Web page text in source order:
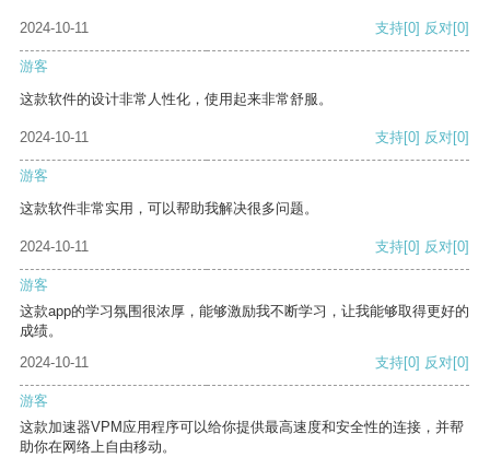
2024-10-11 支持[0] 反对[0]
游客
这款软件的设计非常人性化，使用起来非常舒服。
2024-10-11 支持[0] 反对[0]
游客
这款软件非常实用，可以帮助我解决很多问题。
2024-10-11 支持[0] 反对[0]
游客
这款app的学习氛围很浓厚，能够激励我不断学习，让我能够取得更好的
成绩。
2024-10-11
支持[0] 反对[0]
游客
这款加速器VPM应用程序可以给你提供最高速度和安全性的连接，并帮
助你在网络上自由移动。